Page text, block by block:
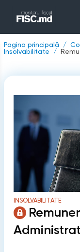
Pagina principală
Insolvabilitate
INSOLVABILITATE